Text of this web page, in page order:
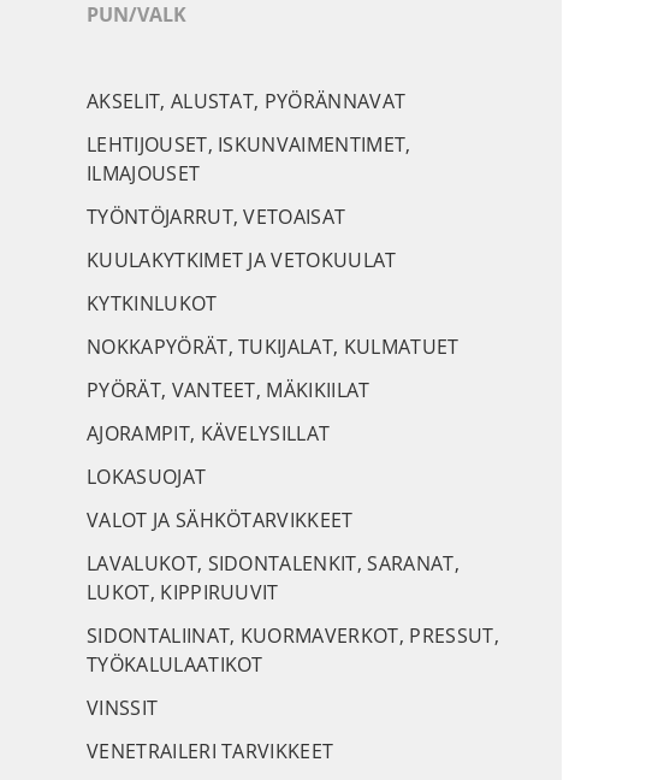
PUN/VALK
AKSELIT, ALUSTAT, PYÖRÄNNAVAT
LEHTIJOUSET, ISKUNVAIMENTIMET,
ILMAJOUSET
TYÖNTÖJARRUT, VETOAISAT
KUULAKYTKIMET JA VETOKUULAT
KYTKINLUKOT
NOKKAPYÖRÄT, TUKIJALAT, KULMATUET
PYÖRÄT, VANTEET, MÄKIKIILAT
AJORAMPIT, KÄVELYSILLAT
LOKASUOJAT
VALOT JA SÄHKÖTARVIKKEET
LAVALUKOT, SIDONTALENKIT, SARANAT,
LUKOT, KIPPIRUUVIT
SIDONTALIINAT, KUORMAVERKOT, PRESSUT,
TYÖKALULAATIKOT
VINSSIT
VENETRAILERI TARVIKKEET